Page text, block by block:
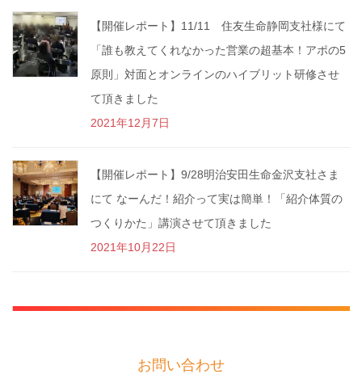
【開催レポート】11/11 住友生命静岡支社様にて
「誰も教えてくれなかった営業の超基本！アポの5
原則」対面とオンラインのハイブリット研修させ
て頂きました
2021年12月7日
【開催レポート】9/28明治安田生命金沢支社さま
にて なーんだ！紹介って実は簡単！「紹介体質の
つくりかた」講演させて頂きました
2021年10月22日
お問い合わせ